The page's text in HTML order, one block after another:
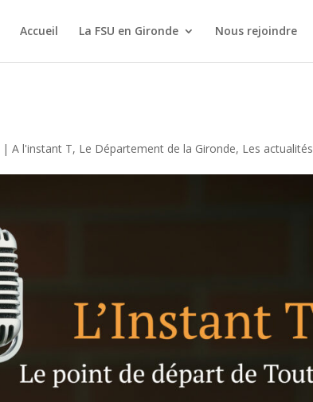
Accueil La FSU en Gironde Nous rejoindre
|A l'instant T, Le Département de la Gironde, Les actualités